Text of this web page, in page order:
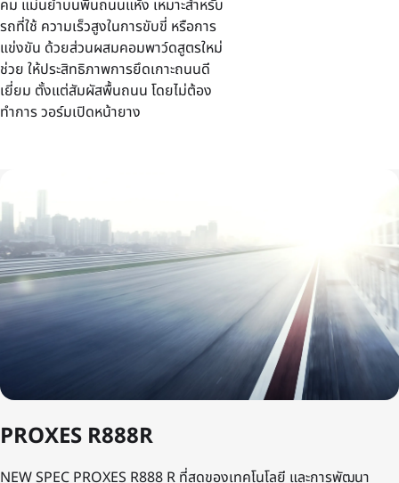
คม แม่นยำบนพื้นถนนแห้ง เหมาะสำหรับ
รถที่ใช้ ความเร็วสูงในการขับขี่ หรือการ
แข่งขัน ด้วยส่วนผสมคอมพาว์ดสูตรใหม่
ช่วย ให้ประสิทธิภาพการยึดเกาะถนนดี
เยี่ยม ตั้งแต่สัมผัสพื้นถนน โดยไม่ต้อง
ทำการ วอร์มเปิดหน้ายาง
PROXES R888R
NEW SPEC PROXES R888 R ที่สุดของเทคโนโลยี และการพัฒนา